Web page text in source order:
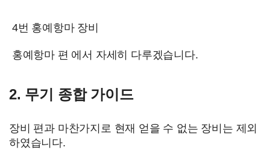
4번 홍예항마 장비
홍예항마 편 에서 자세히 다루겠습니다.
2. 무기 종합 가이드
장비 편과 마찬가지로 현재 얻을 수 없는 장비는 제외
하였습니다.